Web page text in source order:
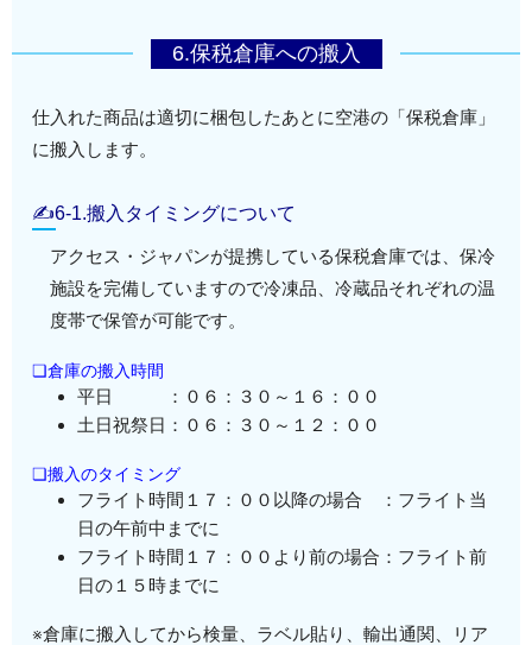
6.保税倉庫への搬入
仕入れた商品は適切に梱包したあとに空港の「保税倉庫」
に搬入します。
✍6-1.搬入タイミングについて
アクセス・ジャパンが提携している保税倉庫では、保冷
施設を完備していますので冷凍品、冷蔵品それぞれの温
度帯で保管が可能です。
❏倉庫の搬入時間
平日 ：０６：３０～１６：００
土日祝祭日：０６：３０～１２：００
❏搬入のタイミング
フライト時間１７：００以降の場合 ：フライト当
日の午前中までに
フライト時間１７：００より前の場合：フライト前
日の１５時までに
※倉庫に搬入してから検量、ラベル貼り、輸出通関、リア